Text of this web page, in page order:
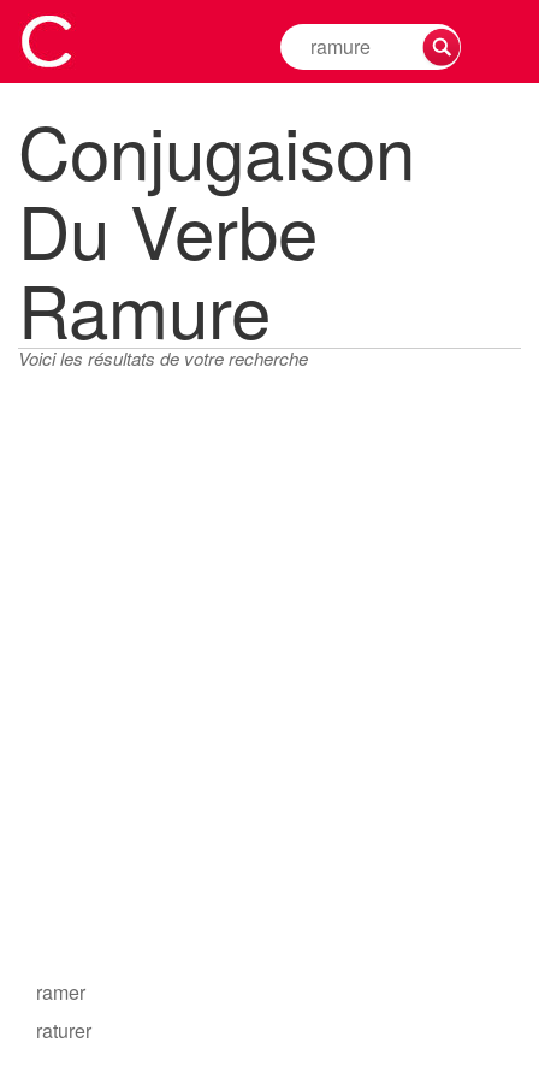
Rechercher
la
d'un
verbe
Conjugaison
Du Verbe
Ramure
Voici les résultats de votre recherche
ramer
raturer